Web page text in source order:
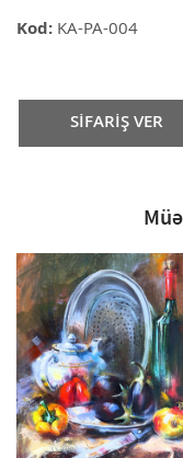
Kod: KA-PA-004
SİFARİŞ VER